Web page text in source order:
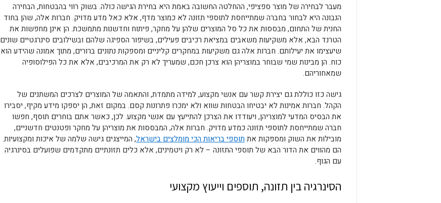
מעבר לבחירה של מוצר ספציפי, ההחלטה החשובה באמת היא בחירת הגישה כולה. בשוק רווי בהבטחות, הבחירה
הנבונה היא לבחור בחברה שמתייחסת לתוספי תזונה לא כמוצר מדף, אלא כאל מדע מדויק. חברות אלה, שהן בחוד
החנית של התחום, מבססות את כל סל המוצרים שלהן על מחקר, פיתוח וחדשנות מתמשכת. הן אינן מחפשות את
הטרנד הבא, אלא משקיעות משאבים במציאת רכיבים פעילים, בשיפור הספיגה שלהם ובשילובים סינרגטיים שונים
שיעצימו את יעילותם. חברות אלה גם משקיעות במחקרים קליניים ומספקות נתונים ברורים, מתוך אמונה שהידע הוא
כוח. הן מבינות שמי שבוחר במוצריהן הוא צרכן חכם, שמעריך לא רק את המרכיבים, אלא את כל הפילוסופיה
שמאחוריהם.
גישה כזו כוללת גם יצירת קשר עם אנשי מקצוע, למידה מתמדת, והתאמה של המוצרים לצרכים המשתנים של
הקהל. חברות אמינות לא יבטיחו הבטחות שווא ולא ימכרו פתרונות קסם. במקום זאת, הן יספקו מידע מקיף, יסבירו
את הבסיס המדעי למוצריהן, ויעודדו את הצרכן להתייעץ עם אנשי מקצוע. לכן, כאשר אתם בוחרים תוסף, חפשו
חברה שמתייחסת לתוספי תזונה כמדע מדויק. חברות אלה, המבססות את מוצריהן על מחקר ופטנטים חדשניים,
מובילות את השוק ומספקות את תוספי בריאות הכי מומלצים בישראל, המייצגים גישה שלמה של איכות ומקצועיות.
הם מהווים את הדור הבא של תוספי התזונה – לא רק ויטמינים, אלא כלים תזונתיים מתקדמים שפועלים בסינרגיה
עם הגוף.
הסינרגיה בין תזונה, תוספים וייעוץ מקצועי